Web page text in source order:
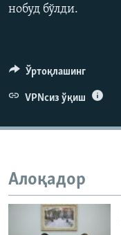
нобуд бўлди.
Ўртоқлашинг
VPNсиз ўқиш
Алоқадор